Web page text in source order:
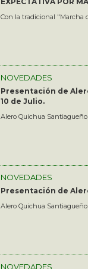
Con la tradicional "Marcha
NOVEDADES
Presentación de
10 de Julio.
Alero Quichua Santiagueño
NOVEDADES
Presentación de
Alero Quichua Santiagueño
NOVEDADES